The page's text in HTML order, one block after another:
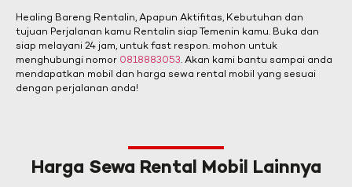
Healing Bareng Rentalin, Apapun Aktifitas, Kebutuhan dan
tujuan Perjalanan kamu Rentalin siap Temenin kamu. Buka dan
siap melayani 24 jam, untuk fast respon. mohon untuk
menghubungi nomor 0818883053. Akan kami bantu sampai anda
mendapatkan mobil dan harga sewa rental mobil yang sesuai
dengan perjalanan anda!
Harga Sewa Rental Mobil Lainnya